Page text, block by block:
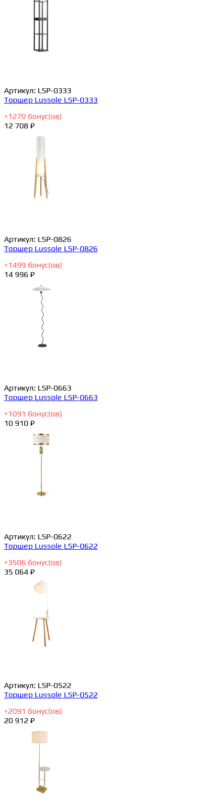
Артикул: LSP-0333
Торшер Lussole LSP-0333
+1270 бонус(ов)
12 708 ₽
Артикул: LSP-0826
Торшер Lussole LSP-0826
+1499 бонус(ов)
14 996 ₽
Артикул: LSP-0663
Торшер Lussole LSP-0663
+1091 бонус(ов)
10 910 ₽
Артикул: LSP-0622
Торшер Lussole LSP-0622
+3506 бонус(ов)
35 064 ₽
Артикул: LSP-0522
Торшер Lussole LSP-0522
+2091 бонус(ов)
20 912 ₽